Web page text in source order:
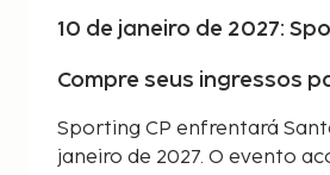
10 de janeiro de 2027:
Compre seus ingressos
Sporting CP enfrentará
janeiro de 2027. O evento